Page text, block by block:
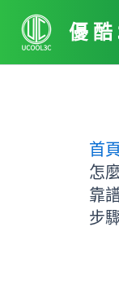
要
優
首
怎
靠
步